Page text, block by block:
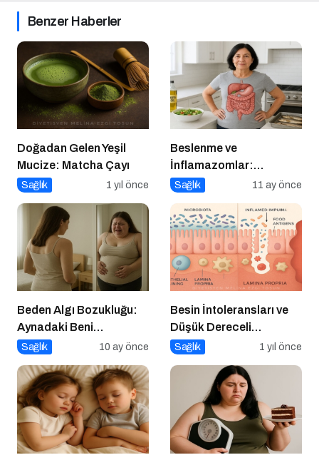
Benzer Haberler
Doğadan Gelen Yeşil
Mucize: Matcha Çayı
Sağlık 1 yıl önce
Beslenme ve
İnflamazomlar:
Bağırsaktan Hücre
Sessiz Savaş
Sağlık 11 ay önce
Beden Algı Bozukluğu:
Aynadaki Beni
Sevememek
Sağlık 10 ay önce
Besin İntoleransları ve
Düşük Dereceli
Enflamasyonun Kronik
Sağlık 1 yıl önce